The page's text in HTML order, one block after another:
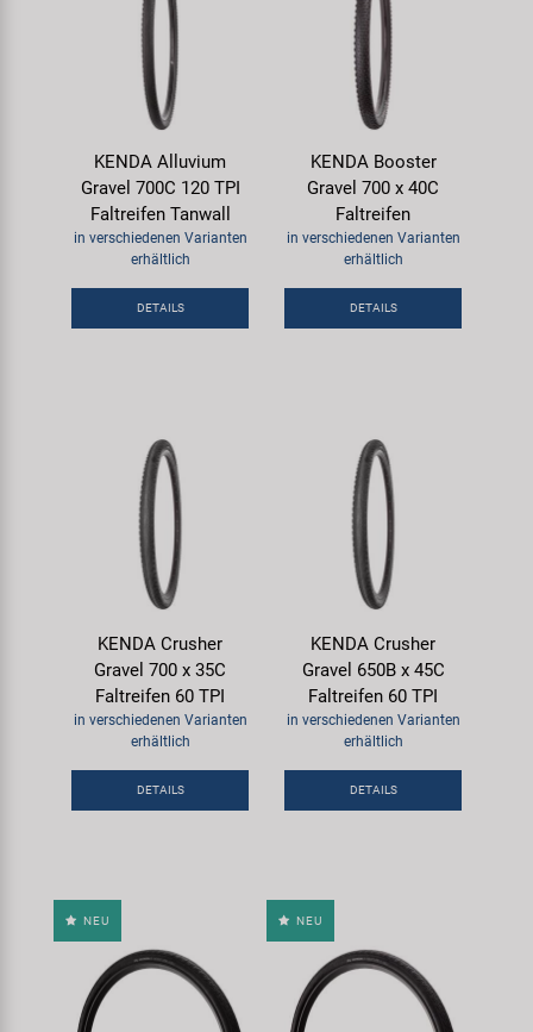
KENDA Alluvium
Gravel 700C 120 TPI
Faltreifen Tanwall
in verschiedenen Varianten
erhältlich
DETAILS
KENDA Booster
Gravel 700 x 40C
Faltreifen
in verschiedenen Varianten
erhältlich
DETAILS
KENDA Crusher
Gravel 700 x 35C
Faltreifen 60 TPI
in verschiedenen Varianten
erhältlich
DETAILS
KENDA Crusher
Gravel 650B x 45C
Faltreifen 60 TPI
in verschiedenen Varianten
erhältlich
DETAILS
NEU NEU